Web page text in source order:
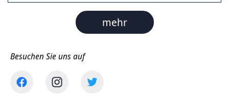
mehr
Besuchen Sie uns auf